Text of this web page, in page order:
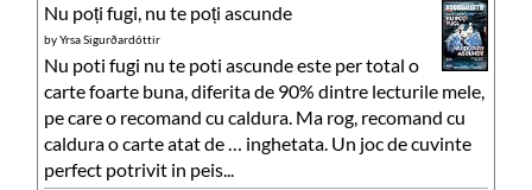
Nu poți fugi, nu te poți ascunde
byYrsa Sigurðardóttir
Nu poti fugi nu te poti ascunde este per total o
carte foarte buna, diferita de 90% dintre lecturile mele,
pe care o recomand cu caldura. Ma rog, recomand cu
caldura o carte atat de … inghetata. Un joc de cuvinte
perfect potrivit in peis...